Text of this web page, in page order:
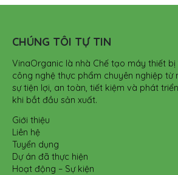
CHÚNG TÔI TỰ TIN
VinaOrganic là nhà Chế tạo máy thiết bị
công nghệ thực phẩm chuyên nghiệp từ
sự tiện lợi, an toàn, tiết kiệm và phát
khi bắt đầu sản xuất.
Giới thiệu
Liên hệ
Tuyển dụng
Dự án đã thực hiện
Hoạt động – Sự kiện